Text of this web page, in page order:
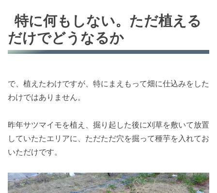
特に何もしない。ただ植える
だけでどうなるか
で、植えたわけですが、特にまえもって畑に仕込みをした
わけではありません。
昨年サツマイモを植え、掘り起した後に刈草を敷いて放置
していたたエリアに、ただただ穴を掘って種芋を入れてお
いただけです。